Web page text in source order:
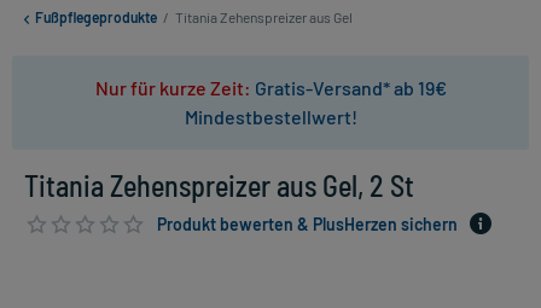
Fußpflegeprodukte / Titania Zehenspreizer aus Gel
Nur für kurze Zeit: Gratis-Versand* ab 19€
Mindestbestellwert!
Titania Zehenspreizer aus Gel, 2 St
Produkt bewerten & PlusHerzen sichern